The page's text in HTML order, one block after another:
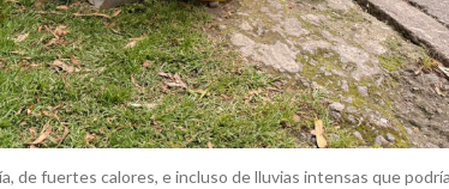
de fuertes calores, e incluso de lluvias intensas que